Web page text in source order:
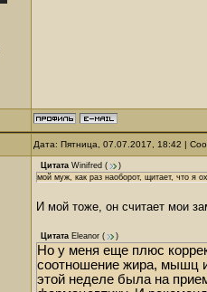
Дата: Пятница, 07.07.2017, 18:42 |
Цитата Winifred (
)
мой муж, как раз наоборот, щитает, что я
И мой тоже, он считает мои
Цитата Eleanor ( )
Но у меня еще плюс
соотношение жира, мышц
этой неделе была на